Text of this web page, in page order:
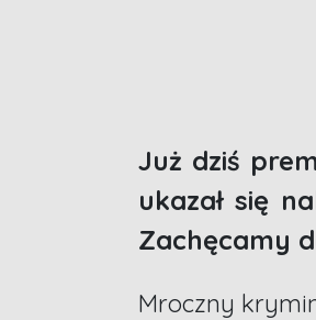
Już dziś
ukazał się
Zachęcamy
Mroczny